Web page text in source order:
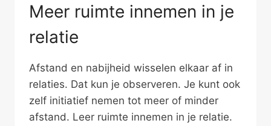
Meer ruimte innemen in je
relatie
Afstand en nabijheid wisselen elkaar af in
relaties. Dat kun je observeren. Je kunt ook
zelf initiatief nemen tot meer of minder
afstand. Leer ruimte innemen in je relatie.